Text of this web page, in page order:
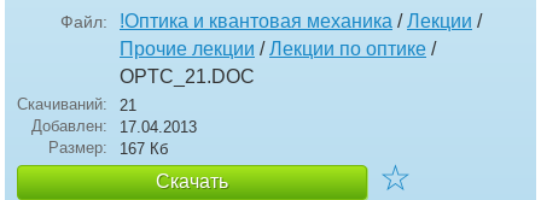
Файл: !Оптика и квантовая механика /Лекции /
Прочие лекции /Лекции по оптике /
OPTC_21.DOC
Скачиваний:
21
Добавлен:
17.04.2013
Размер:
167 Кб
Скачать ☆